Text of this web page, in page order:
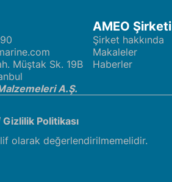
Müştak Sk. 19B
A.Ş.
AMEO Şirketi
Şirket hakkında
Makaleler
Haberler
Gizlilik Politikası
olarak değerlendirilmemelidir.